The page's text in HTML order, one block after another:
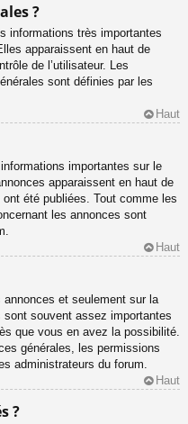
?
informations très importantes
apparaissent en haut de
de l’utilisateur. Les
sont définies par les
Haut
importantes sur le
apparaissent en haut de
été publiées. Tout comme les
les annonces sont
Haut
annonces et seulement sur la
souvent assez importantes
que vous en avez la possibilité.
générales, les permissions
administrateurs du forum.
Haut
?